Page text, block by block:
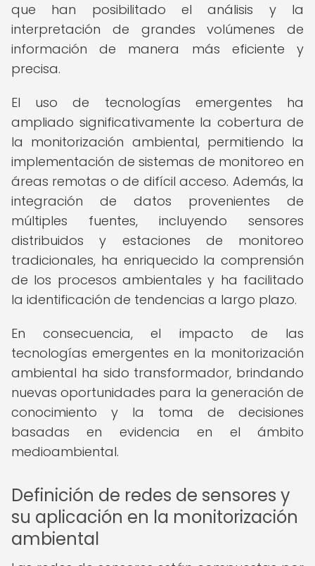
que han posibilitado el análisis y la
interpretación de grandes volúmenes de
información de manera más eficiente y
precisa.
El uso de tecnologías emergentes ha
ampliado significativamente la cobertura de
la monitorización ambiental, permitiendo la
implementación de sistemas de monitoreo en
áreas remotas o de difícil acceso. Además, la
integración de datos provenientes de
múltiples fuentes, incluyendo sensores
distribuidos y estaciones de monitoreo
tradicionales, ha enriquecido la comprensión
de los procesos ambientales y ha facilitado
la identificación de tendencias a largo plazo.
En consecuencia, el impacto de las
tecnologías emergentes en la monitorización
ambiental ha sido transformador, brindando
nuevas oportunidades para la generación de
conocimiento y la toma de decisiones
basadas en evidencia en el ámbito
medioambiental.
Definición de redes de sensores y
su aplicación en la monitorización
ambiental